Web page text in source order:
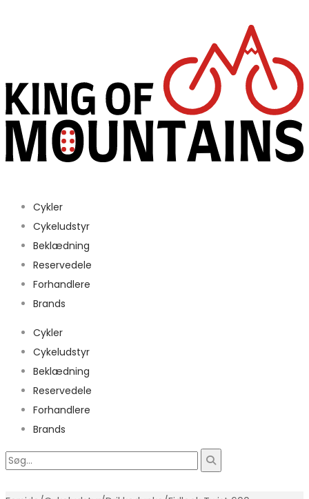
Cykler
Cykeludstyr
Beklædning
Reservedele
Forhandlere
Brands
Cykler
Cykeludstyr
Beklædning
Reservedele
Forhandlere
Brands